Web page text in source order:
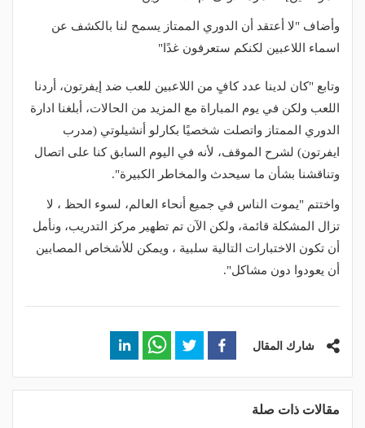
وأضاف "لا أعتقد أن الدوري الممتاز يسمح لنا بالكشف عن
اسماء اللاعبين لكنكم ستعرفون غدًا"
وتابع "كان لدينا عدد كافٍ من اللاعبين للعب ضد إيفرتون، أردنا
اللعب ولكن في يوم المباراة مع المزيد من الحالات، أبلغنا ادارة
الدوري الممتاز واتصلت شخصيًا بكارلو أنشيلوتي (مدرب
ايفرتون) لشرح الموقف، لأنه في اليوم السابق كنا على اتصال
وتناقشنا بشأن ما سيحدث والمخاطر الكبيرة".
واختتم "يموت الناس في جميع أنحاء العالم، لسوء الحظ ، لا
تزال المشكلة قائمة، ولكن الآن تم تطهير مركز التدريب، ونأمل
أن تكون الاختبارات التالية سلبية ، ويمكن للأشخاص المصابين
أن يعودوا دون مشاكل".
شارك المقال
مقالات ذات صلة